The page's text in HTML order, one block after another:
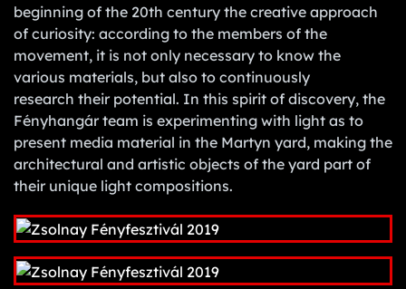
beginning of the 20th century the creative approach
of curiosity: according to the members of the
movement, it is not only necessary to know the
various materials, but also to continuously
research their potential. In this spirit of discovery, the
Fényhangár team is experimenting with light as to
present media material in the Martyn yard, making the
architectural and artistic objects of the yard part of
their unique light compositions.